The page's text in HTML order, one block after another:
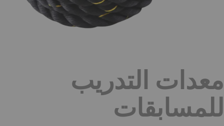
معدات التدريب
للمسابقات